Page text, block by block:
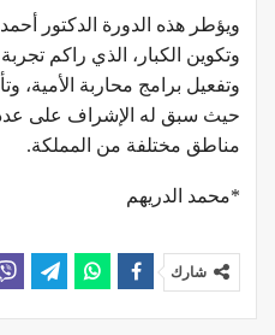
ويؤطر هذه الدورة الدكتور أحمد
وتكوين الكبار، الذي راكم
وتفعيل برامج محاربة الأمية،
حيث سبق له الإشراف على
مناطق مختلفة من المملكة.
*محمد الدريهم
شارك